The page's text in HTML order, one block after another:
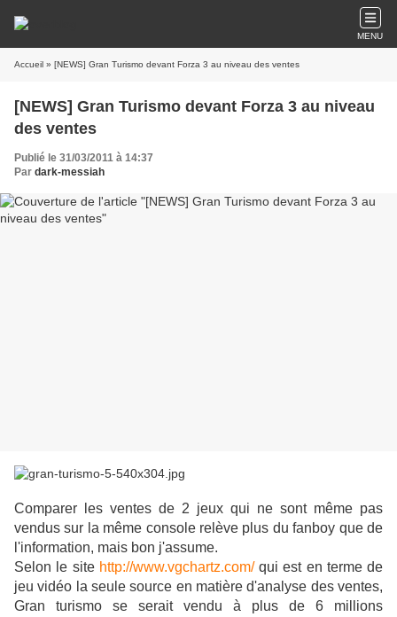
MENU
Accueil » [NEWS] Gran Turismo devant Forza 3 au niveau des ventes
[NEWS] Gran Turismo devant Forza 3 au niveau
des ventes
Publié le 31/03/2011 à 14:37
Par dark-messiah
Comparer les ventes de 2 jeux qui ne sont même pas
vendus sur la même console relève plus du fanboy que de
l'information, mais bon j'assume.
Selon le site http://www.vgchartz.com/qui est en terme de
jeu vidéo la seule source en matière d'analyse des ventes,
Gran turismo se serait vendu à plus de 6 millions